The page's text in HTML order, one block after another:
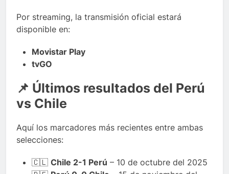
Por streaming, la transmisión oficial estará
disponible en:
Movistar Play
tvGO
📌 Últimos resultados del Perú
vs Chile
Aquí los marcadores más recientes entre ambas
selecciones:
🇨🇱 Chile 2-1 Perú – 10 de octubre del 2025